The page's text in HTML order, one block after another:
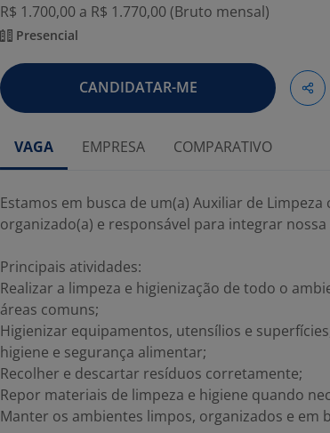
R$ 1.700,00 a R$ 1.770,00 (Bruto mensal)
Presencial
CANDIDATAR-ME
VAGA EMPRESA COMPARATIVO
Estamos em busca de um(a) Auxiliar de
organizado(a) e responsável para integrar nossa
Principais atividades:
Realizar a limpeza e higienização de todo o
áreas comuns;
Higienizar equipamentos, utensílios e
higiene e segurança alimentar;
Recolher e descartar resíduos corretamente;
Repor materiais de limpeza e higiene quando
Manter os ambientes limpos, organizados e em